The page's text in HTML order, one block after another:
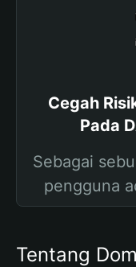
Cegah
Pada
Sebagai
pengguna
Tentang